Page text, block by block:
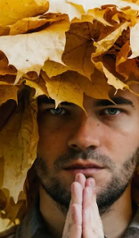
Читать в
до
2023
144 года.
норме в 66,